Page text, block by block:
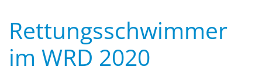
Rettungsschwimmer
im WRD 2020